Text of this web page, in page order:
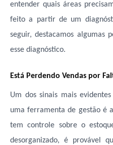
entender quais áreas
feito a partir de um
seguir, destacamos algumas
esse diagnóstico.
Está Perdendo Vendas por
Um dos sinais mais
uma ferramenta de gestão é
tem controle sobre o
desorganizado, é provável